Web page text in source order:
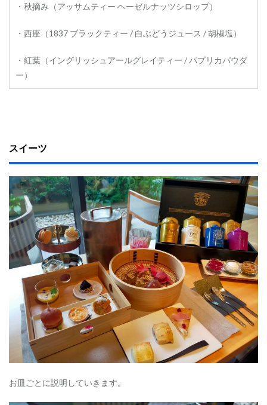
・秋摘み（アッサムティー ヘーゼルナッツシロップ）
・西座（1837 ブラックティー / 白ぶどうジュース / 胡椒塩）
・紅葉（イングリッシュアールグレイティー / パプリカパウダ
ー）
スイーツ
お皿ごとに説明していきます。